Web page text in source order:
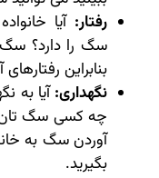
رفتار: آیا
سگ را دارد؟ سگ
بنابراین
نگهداری:آیا به
چه کسی سگ تان
آوردن سگ به خانه
بگیرید.